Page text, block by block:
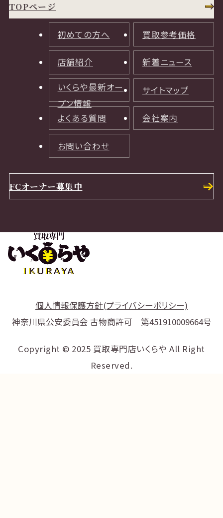
TOPページ
初めての方へ 買取参考価格
店舗紹介 新着ニュース
いくらや最新オー
プン情報
サイトマップ
よくある質問 会社案内
お問い合わせ
FCオーナー募集中
個人情報保護方針(プライバシーポリシー)
神奈川県公安委員会 古物商許可 第451910009664号
Copyright © 2025 買取専門店いくらや All Right
Reserved.